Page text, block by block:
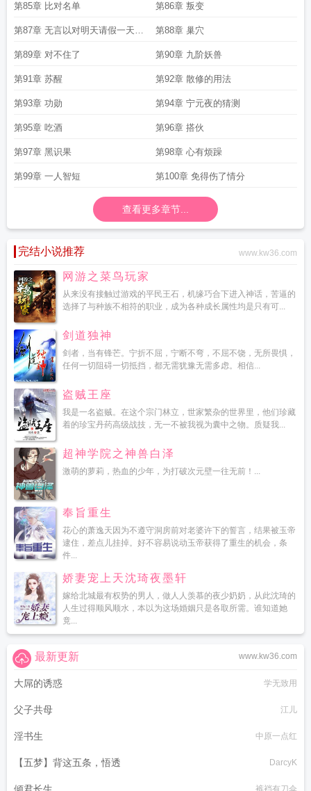
第85章 比对名单 第86章 叛变
第87章 无言以对明天请假一天番
茄给的每月任选一天休息
第88章 巢穴
第89章 对不住了 第90章 九阶妖兽
第91章 苏醒 第92章 散修的用法
第93章 功勋 第94章 宁元夜的猜测
第95章 吃酒 第96章 搭伙
第97章 黑识果 第98章 心有烦躁
第99章 一人智短 第100章 免得伤了情分
查看更多章节...
完结小说推荐 www.kw36.com
网游之菜鸟玩家
从来没有接触过游戏的平民王石，机缘巧合下进入神话，苦逼的
选择了与种族不相符的职业，成为各种成长属性均是只有可...
剑道独神
剑者，当有锋芒。宁折不屈，宁断不弯，不屈不饶，无所畏惧，
任何一切阻碍一切抵挡，都无需犹豫无需多虑。相信...
盗贼王座
我是一名盗贼。在这个宗门林立，世家繁杂的世界里，他们珍藏
着的珍宝丹药高级战技，无一不被我视为囊中之物。质疑我...
超神学院之神兽白泽
激萌的萝莉，热血的少年，为打破次元壁一往无前！...
奉旨重生
花心的萧逸天因为不遵守洞房前对老婆许下的誓言，结果被玉帝
逮住，差点儿挂掉。好不容易说动玉帝获得了重生的机会，条
件...
娇妻宠上天沈琦夜墨轩
嫁给北城最有权势的男人，做人人羡慕的夜少奶奶，从此沈琦的
人生过得顺风顺水，本以为这场婚姻只是各取所需。谁知道她
竟...
www.kw36.com
最新更新
大屌的诱惑 学无致用
父子共母 江儿
淫书生 中原一点红
【五梦】背这五条，悟透 DarcyK
裤裆有刀伞